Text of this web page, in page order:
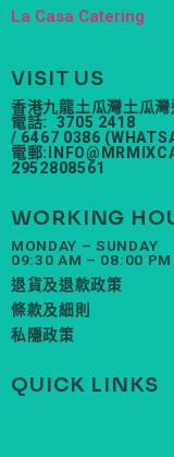
La Casa Catering
VISIT US
香港九龍土瓜灣土瓜
電話: 3705 2418
/ 6467 0386
電郵:
2952808561
WORKING
MONDAY – SUNDAY
09:30 AM – 08:00 PM
退貨及退款政策
條款及細則
私隱政策
QUICK LINKS